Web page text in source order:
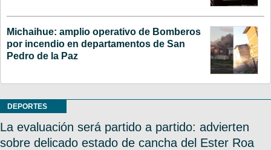
Michaihue: amplio operativo de Bomberos
por incendio en departamentos de San
Pedro de la Paz
DEPORTES
La evaluación será partido a partido: advierten
sobre delicado estado de cancha del Ester Roa